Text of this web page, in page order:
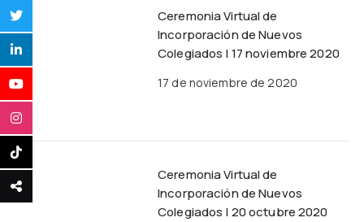
Ceremonia Virtual de
Incorporación de Nuevos
Colegiados | 17 noviembre 2020
17 de noviembre de 2020
Ceremonia Virtual de
Incorporación de Nuevos
Colegiados | 20 octubre 2020